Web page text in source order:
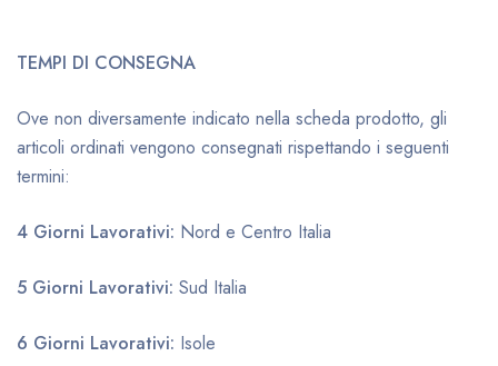
TEMPI DI CONSEGNA
Ove non diversamente indicato nella scheda prodotto, gli
articoli ordinati vengono consegnati rispettando i seguenti
termini:
4 Giorni Lavorativi: Nord e Centro Italia
5 Giorni Lavorativi: Sud Italia
6 Giorni Lavorativi: Isole